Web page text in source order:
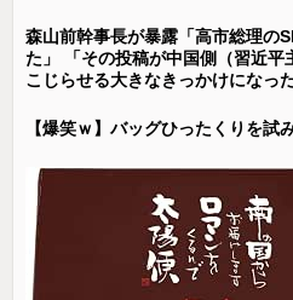
森山前幹事長が暴露「高市総理の
た」 「その投稿が中国側（習近平
こじらせる大きなきっかけになった
【爆笑ｗ】バッグひったくりを試